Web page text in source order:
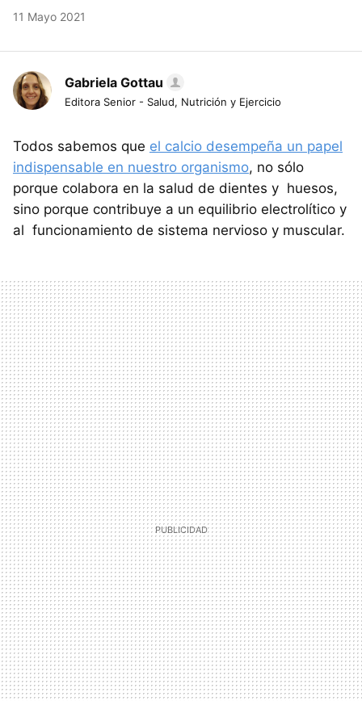
11 Mayo 2021
Gabriela Gottau
Editora Senior - Salud, Nutrición y Ejercicio
Todos sabemos que el calcio desempeña un papel
indispensable en nuestro organismo, no sólo
porque colabora en la salud de dientes y huesos,
sino porque contribuye a un equilibrio electrolítico y
al funcionamiento de sistema nervioso y muscular.